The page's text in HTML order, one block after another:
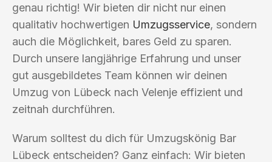
genau richtig! Wir bieten dir nicht nur einen
qualitativ hochwertigen Umzugsservice, sondern
auch die Möglichkeit, bares Geld zu sparen.
Durch unsere langjährige Erfahrung und unser
gut ausgebildetes Team können wir deinen
Umzug von Lübeck nach Velenje effizient und
zeitnah durchführen.
Warum solltest du dich für Umzugskönig Bar
Lübeck entscheiden? Ganz einfach: Wir bieten